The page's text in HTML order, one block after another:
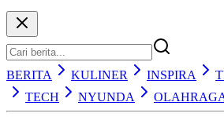
BERITA KULINER INSPIRA
TECH
NYUNDA